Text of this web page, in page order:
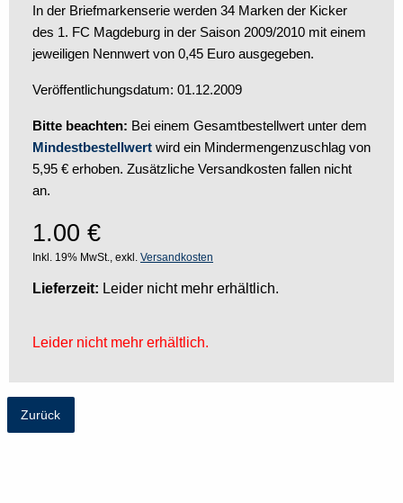
In der Briefmarkenserie werden 34 Marken der Kicker
des 1. FC Magdeburg in der Saison 2009/2010 mit einem
jeweiligen Nennwert von 0,45 Euro ausgegeben.
Veröffentlichungsdatum: 01.12.2009
Bitte beachten: Bei einem Gesamtbestellwert unter dem
Mindestbestellwert wird ein Mindermengenzuschlag von
5,95 € erhoben. Zusätzliche Versandkosten fallen nicht
an.
1.00 €
Inkl. 19% MwSt., exkl. Versandkosten
Lieferzeit: Leider nicht mehr erhältlich.
Leider nicht mehr erhältlich.
Zurück